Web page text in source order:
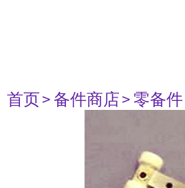
首页> 备件商店> 零备件